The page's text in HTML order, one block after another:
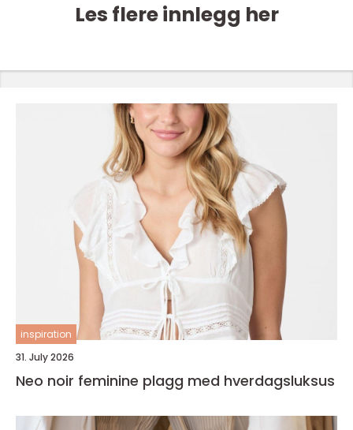
Les flere innlegg her
inspiration
31. July 2026
Neo noir feminine plagg med hverdagsluksus